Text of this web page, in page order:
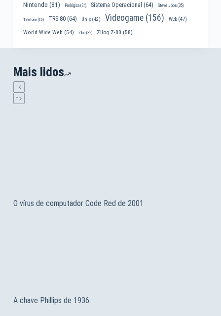
Nintendo (81) Prológica(34) Sistema Operacional (64) Steve Jobs(35)
Telefone (30) TRS-80(64) Unix(42) Videogame(156) Web(47)
World Wide Web (54) Zilog(32) Zilog Z-80 (58)
Mais lidos
O vírus de computador Code Red de 2001
A chave Phillips de 1936